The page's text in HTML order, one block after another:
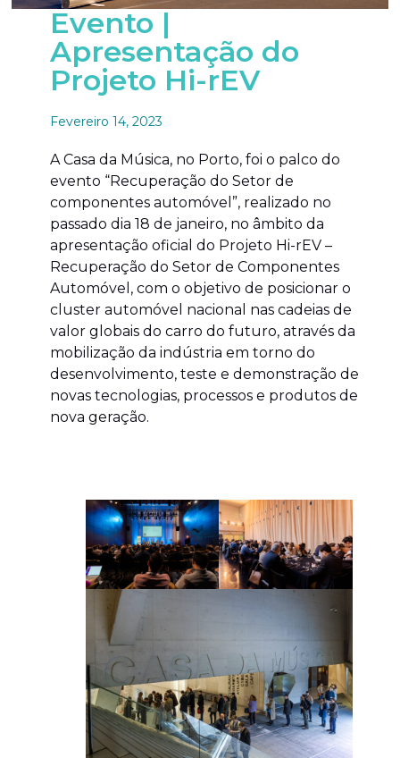
Evento |
Apresentação do
Projeto Hi-rEV
Fevereiro 14, 2023
A Casa da Música, no Porto, foi o palco do
evento “Recuperação do Setor de
componentes automóvel”, realizado no
passado dia 18 de janeiro, no âmbito da
apresentação oficial do Projeto Hi-rEV –
Recuperação do Setor de Componentes
Automóvel, com o objetivo de posicionar o
cluster automóvel nacional nas cadeias de
valor globais do carro do futuro, através da
mobilização da indústria em torno do
desenvolvimento, teste e demonstração de
novas tecnologias, processos e produtos de
nova geração.